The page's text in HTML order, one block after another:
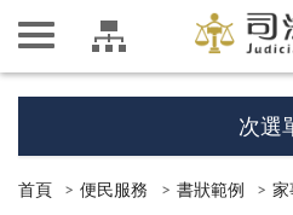
次選
首頁 便民服務 書狀範例 家